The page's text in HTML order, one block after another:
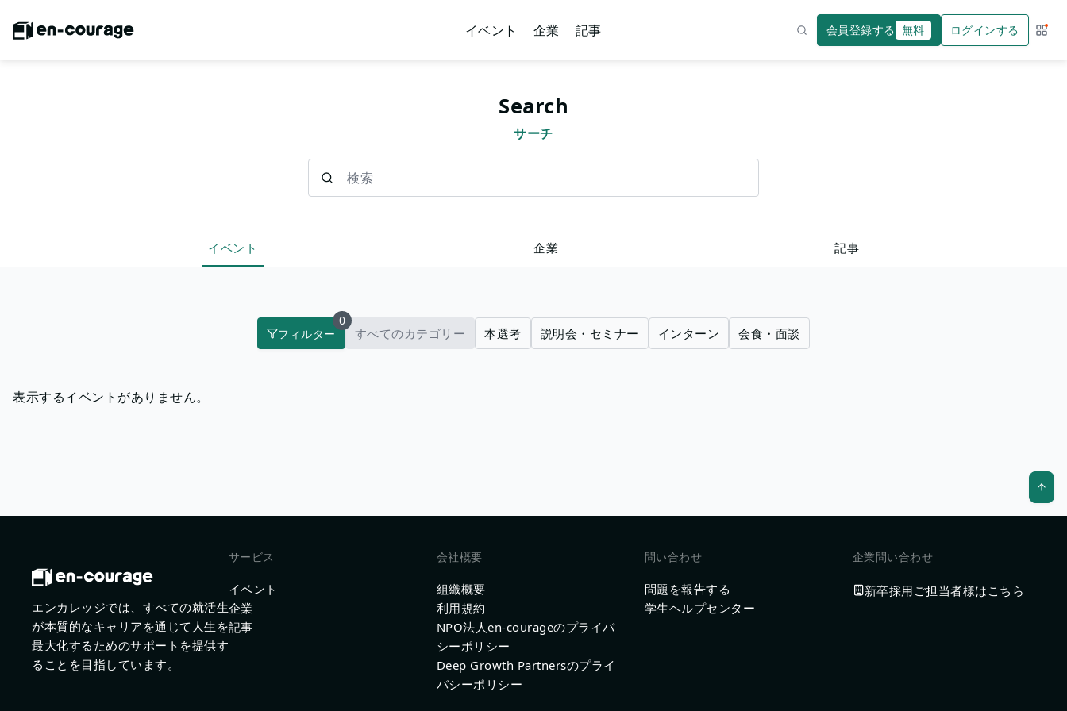
イベント 企業 記事 会員登録する 無料 ログインする サー
Search
サーチ
イベント 企業 記事
フィルター
0
すべてのカテゴリー 本選考 説明会・セミナー インターン 会食・面談
表示するイベントがありません。
エンカレッジでは、すべての就活生
が本質的なキャリアを通じて人生を
最大化するためのサポートを提供す
ることを目指しています。
サービス
イベント
企業
記事
会社概要
組織概要
利用規約
NPO法人en-courageのプライバ
シーポリシー
Deep Growth Partnersのプライ
バシーポリシー
問い合わせ
問題を報告する
学生ヘルプセンター
企業問い合わせ
新卒採用ご担当者様はこちら